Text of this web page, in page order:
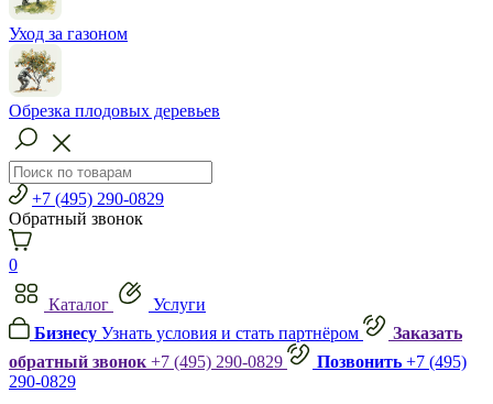
Уход за газоном
Обрезка плодовых деревьев
+7 (495) 290-0829
Обратный звонок
0
Каталог
Услуги
Бизнесу Узнать условия и стать партнёром
Заказать
обратный звонок +7 (495) 290-0829 Позвонить +7 (495)
290-0829